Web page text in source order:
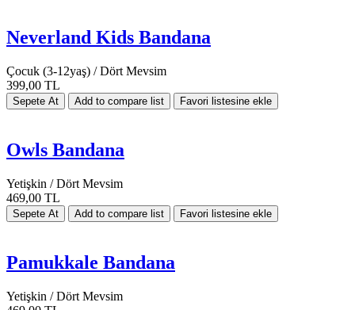
Neverland Kids Bandana
Çocuk (3-12yaş) / Dört Mevsim
399,00 TL
Owls Bandana
Yetişkin / Dört Mevsim
469,00 TL
Pamukkale Bandana
Yetişkin / Dört Mevsim